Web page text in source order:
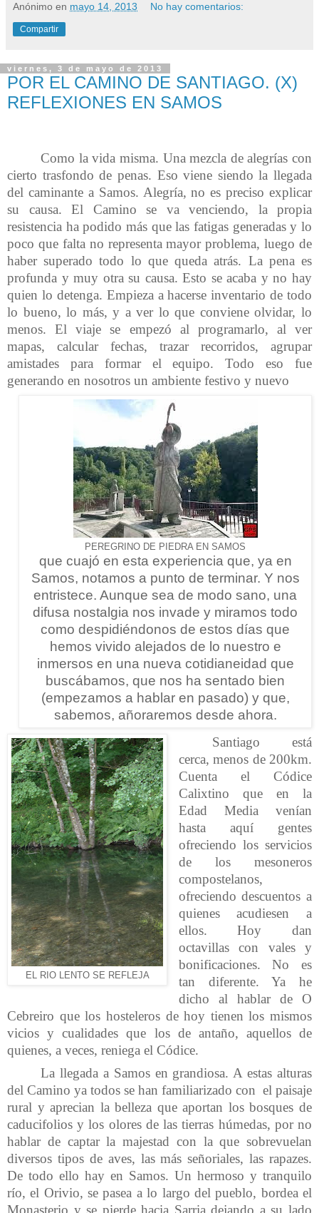
Anónimo en mayo 14, 2013 No hay comentarios:
Compartir
viernes, 3 de mayo de 2013
POR EL CAMINO DE SANTIAGO. (X)
REFLEXIONES EN SAMOS
Como la vida misma. Una mezcla de alegrías con
cierto trasfondo de penas. Eso viene siendo la llegada
del caminante a Samos. Alegría, no es preciso explicar
su causa. El Camino se va venciendo, la propia
resistencia ha podido más que las fatigas generadas y lo
poco que falta no representa mayor problema, luego de
haber superado todo lo que queda atrás. La pena es
profunda y muy otra su causa. Esto se acaba y no hay
quien lo detenga. Empieza a hacerse inventario de todo
lo bueno, lo más, y a ver lo que conviene olvidar, lo
menos. El viaje se empezó al programarlo, al ver
mapas, calcular fechas, trazar recorridos, agrupar
amistades para formar el equipo. Todo eso fue
generando en nosotros un ambiente festivo y nuevo
PEREGRINO DE PIEDRA EN SAMOS
que cuajó en esta experiencia que, ya en
Samos, notamos a punto de terminar. Y nos
entristece. Aunque sea de modo sano, una
difusa nostalgia nos invade y miramos todo
como despidiéndonos de estos días que
hemos vivido alejados de lo nuestro e
inmersos en una nueva cotidianeidad que
buscábamos, que nos ha sentado bien
(empezamos a hablar en pasado) y que,
sabemos, añoraremos desde ahora.
EL RIO LENTO SE REFLEJA
Santiago está
cerca, menos de 200km.
Cuenta el Códice
Calixtino que en la
Edad Media venían
hasta aquí gentes
ofreciendo los servicios
de los mesoneros
compostelanos,
ofreciendo descuentos a
quienes acudiesen a
ellos. Hoy dan
octavillas con vales y
bonificaciones. No es
tan diferente. Ya he
dicho al hablar de O
Cebreiro que los hosteleros de hoy tienen los mismos
vicios y cualidades que los de antaño, aquellos de
quienes, a veces, reniega el Códice.
La llegada a Samos en grandiosa. A estas alturas
del Camino ya todos se han familiarizado con el paisaje
rural y aprecian la belleza que aportan los bosques de
caducifolios y los olores de las tierras húmedas, por no
hablar de captar la majestad con la que sobrevuelan
diversos tipos de aves, las más señoriales, las rapazes.
De todo ello hay en Samos. Un hermoso y tranquilo
río, el Orivio, se pasea a lo largo del pueblo, bordea el
Monasterio y se pierde hacia Sarria dejando a su lado